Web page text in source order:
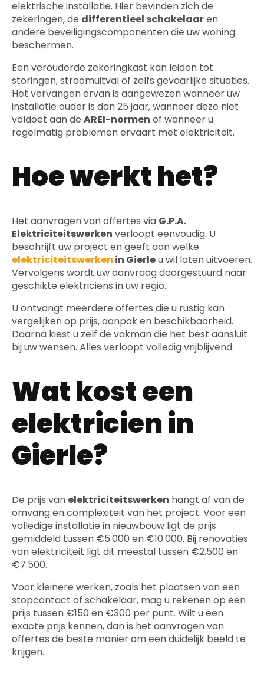
elektrische installatie. Hier bevinden zich de
zekeringen, de differentieel schakelaaren
andere beveiligingscomponenten die uw woning
beschermen.
Een verouderde zekeringkast kan leiden tot
storingen, stroomuitval of zelfs gevaarlijke situaties.
Het vervangen ervan is aangewezen wanneer uw
installatie ouder is dan 25 jaar, wanneer deze niet
voldoet aan de AREI-normen of wanneer u
regelmatig problemen ervaart met elektriciteit.
Hoe werkt het?
Het aanvragen van offertes via G.P.A.
Elektriciteitswerken verloopt eenvoudig. U
beschrijft uw project en geeft aan welke
elektriciteitswerken in Gierleu wil laten uitvoeren.
Vervolgens wordt uw aanvraag doorgestuurd naar
geschikte elektriciens in uw regio.
U ontvangt meerdere offertes die u rustig kan
vergelijken op prijs, aanpak en beschikbaarheid.
Daarna kiest u zelf de vakman die het best aansluit
bij uw wensen. Alles verloopt volledig vrijblijvend.
Wat kost een
elektricien in
Gierle?
De prijs van elektriciteitswerken hangt af van de
omvang en complexiteit van het project. Voor een
volledige installatie in nieuwbouw ligt de prijs
gemiddeld tussen €5.000 en €10.000. Bij renovaties
van elektriciteit ligt dit meestal tussen €2.500 en
€7.500.
Voor kleinere werken, zoals het plaatsen van een
stopcontact of schakelaar, mag u rekenen op een
prijs tussen €150 en €300 per punt. Wilt u een
exacte prijs kennen, dan is het aanvragen van
offertes de beste manier om een duidelijk beeld te
krijgen.